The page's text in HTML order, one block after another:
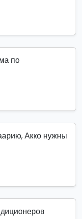
по
Акко нужны